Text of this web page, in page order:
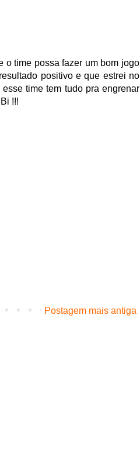
o time possa fazer um bom jogo
positivo e que estrei no
time tem tudo pra engrenar
!!!
Postagem mais antiga